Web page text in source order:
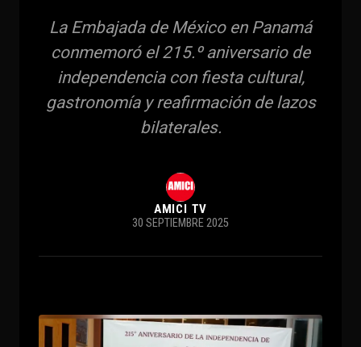
La Embajada de México en Panamá
conmemoró el 215.º aniversario de
independencia con fiesta cultural,
gastronomía y reafirmación de lazos
bilaterales.
AMICI TV
30 SEPTIEMBRE 2025